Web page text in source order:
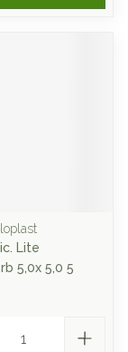
Lite
5,0x 5,0 5